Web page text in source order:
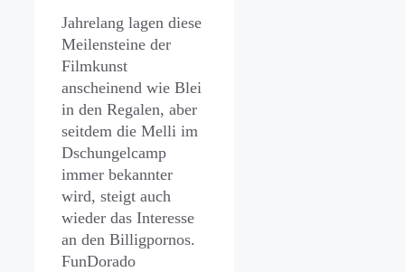
Jahrelang lagen diese
Meilensteine der
Filmkunst
anscheinend wie Blei
in den Regalen, aber
seitdem die Melli im
Dschungelcamp
immer bekannter
wird, steigt auch
wieder das Interesse
an den Billigpornos.
FunDorado